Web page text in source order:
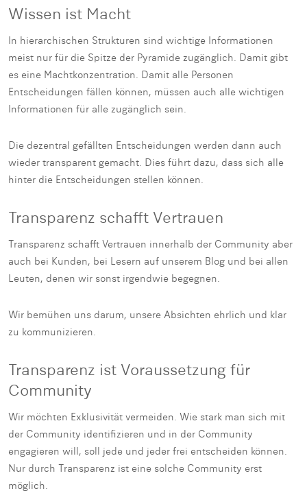
Wissen ist Macht
In hierarchischen Strukturen sind wichtige Informationen
meist nur für die Spitze der Pyramide zugänglich. Damit gibt
es eine Machtkonzentration. Damit alle Personen
Entscheidungen fällen können, müssen auch alle wichtigen
Informationen für alle zugänglich sein.
Die dezentral gefällten Entscheidungen werden dann auch
wieder transparent gemacht. Dies führt dazu, dass sich alle
hinter die Entscheidungen stellen können.
Transparenz schafft Vertrauen
Transparenz schafft Vertrauen innerhalb der Community aber
auch bei Kunden, bei Lesern auf unserem Blog und bei allen
Leuten, denen wir sonst irgendwie begegnen.
Wir bemühen uns darum, unsere Absichten ehrlich und klar
zu kommunizieren.
Transparenz ist Voraussetzung für
Community
Wir möchten Exklusivität vermeiden. Wie stark man sich mit
der Community identifizieren und in der Community
engagieren will, soll jede und jeder frei entscheiden können.
Nur durch Transparenz ist eine solche Community erst
möglich.